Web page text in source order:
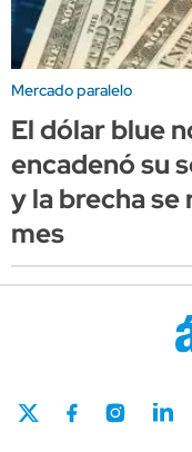
Mercado paralelo
El dólar blue
encadenó su
y la brecha se
mes